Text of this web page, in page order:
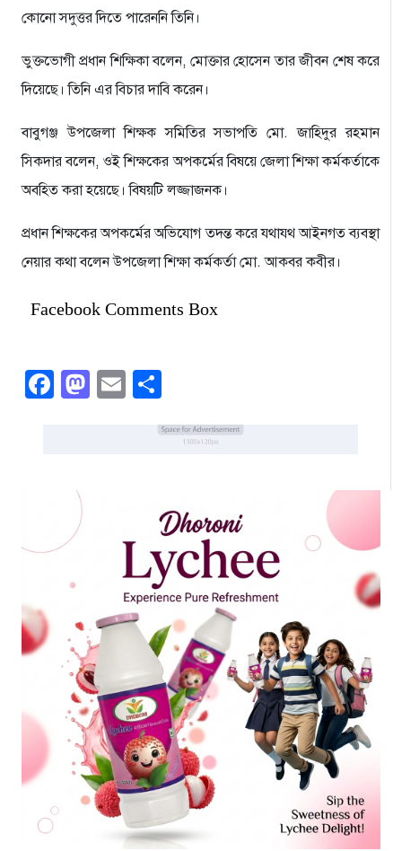
কোনো সদুত্তর দিতে পারেননি তিনি।
ভুক্তভোগী প্রধান শিক্ষিকা বলেন, মোক্তার হোসেন তার জীবন শেষ করে
দিয়েছে। তিনি এর বিচার দাবি করেন।
বাবুগঞ্জ উপজেলা শিক্ষক সমিতির সভাপতি মো. জাহিদুর রহমান
সিকদার বলেন, ওই শিক্ষকের অপকর্মের বিষয়ে জেলা শিক্ষা কর্মকর্তাকে
অবহিত করা হয়েছে। বিষয়টি লজ্জাজনক।
প্রধান শিক্ষকের অপকর্মের অভিযোগ তদন্ত করে যথাযথ আইনগত ব্যবস্থা
নেয়ার কথা বলেন উপজেলা শিক্ষা কর্মকর্তা মো. আকবর কবীর।
Facebook Comments Box
Facebook
Mastodon
Email